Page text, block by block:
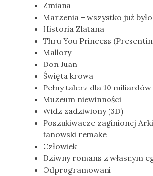
Zmiana
Marzenia – wszystko już było
Historia Zlatana
Thru You Princess
Mallory
Don Juan
Święta krowa
Pełny talerz dla 10
Muzeum niewinności
Widz zadziwiony (3D)
Poszukiwacze zaginionej
fanowski remake
Człowiek
Dziwny romans z własnym
Odprogramowani